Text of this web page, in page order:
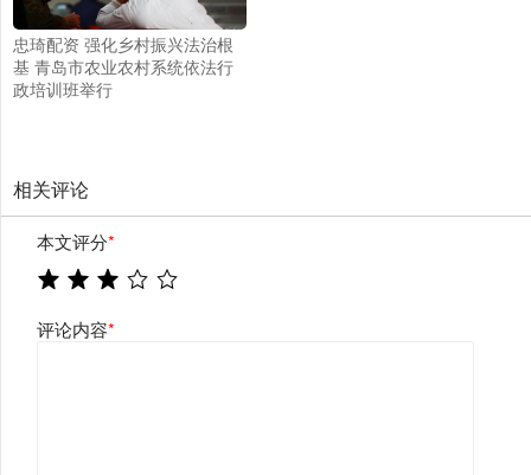
忠琦配资 强化乡村振兴法治根
基 青岛市农业农村系统依法行
政培训班举行
相关评论
本文评分*
评论内容*